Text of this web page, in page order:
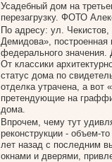
Усадебный дом на
перезагрузку. ФОТО
По адресу: ул.
Демидова», построенная
федерального значения.
От классики
статус дома по
отделка утрачена, а вот
претендующие на
дома.
Впрочем, чему тут
реконструкции - объем-
лет назад с последним
окнами и дверями,